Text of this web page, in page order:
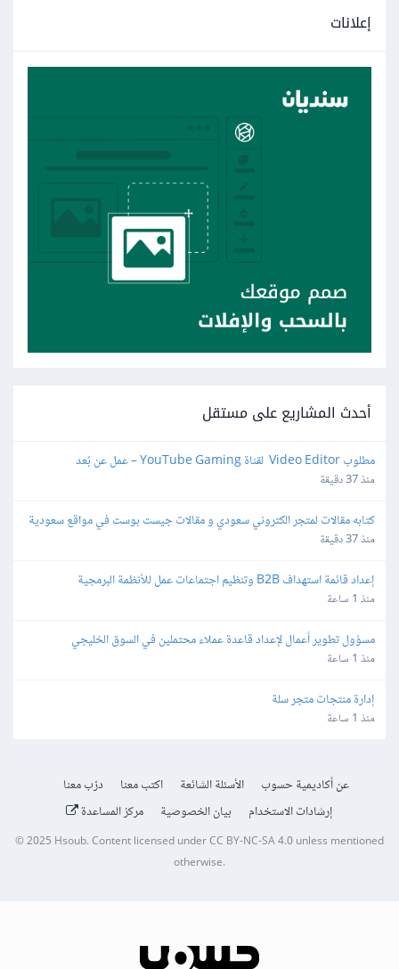
إعلانات
أحدث المشاريع على مستقل
مطلوب Video Editor  لقناة YouTube Gaming – عمل عن بُعد
منذ 37 دقيقة
كتابه مقالات لمتجر الكتروني سعودي و مقالات جيست بوست في مواقع سعودية
منذ 37 دقيقة
إعداد قائمة استهداف B2B وتنظيم اجتماعات عمل للأنظمة البرمجية
منذ 1 ساعة
مسؤول تطوير أعمال لإعداد قاعدة عملاء محتملين في السوق الخليجي
منذ 1 ساعة
إدارة منتجات متجر سلة
منذ 1 ساعة
عن أكاديمية حسوب الأسئلة الشائعة اكتب معنا
درّب معنا
إرشادات الاستخدام
بيان الخصوصية مركز المساعدة
© 2025 Hsoub.Content licensed underCC BY-NC-SA 4.0unless mentioned
otherwise.